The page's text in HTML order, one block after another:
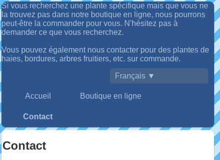
Si vous recherchez une plante spécifique mais que vous ne
la trouvez pas dans notre boutique en ligne, nous pourrons
peut-être la commander pour vous. N'hésitez pas à
demander ce que vous recherchez.
Vous pouvez également nous contacter pour des plantes de
haies, bordures, arbres fruitiers, etc. sur commande.
Français ▼
Accueil Boutique en ligne
Contact
Contact